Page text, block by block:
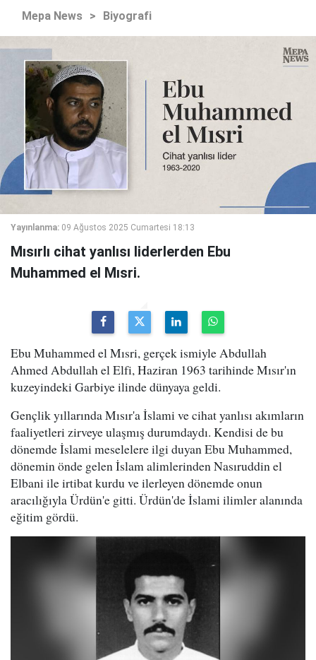
Mepa News > Biyografi
Yayınlanma: 09 Ağustos 2025 Cumartesi 18:13
Mısırlı cihat yanlısı liderlerden Ebu
Muhammed el Mısri.
Ebu Muhammed el Mısri, gerçek ismiyle Abdullah
Ahmed Abdullah el Elfi, Haziran 1963 tarihinde Mısır'ın
kuzeyindeki Garbiye ilinde dünyaya geldi.
Gençlik yıllarında Mısır'a İslami ve cihat yanlısı akımların
faaliyetleri zirveye ulaşmış durumdaydı. Kendisi de bu
dönemde İslami meselelere ilgi duyan Ebu Muhammed,
dönemin önde gelen İslam alimlerinden Nasıruddin el
Elbani ile irtibat kurdu ve ilerleyen dönemde onun
aracılığıyla Ürdün'e gitti. Ürdün'de İslami ilimler alanında
eğitim gördü.